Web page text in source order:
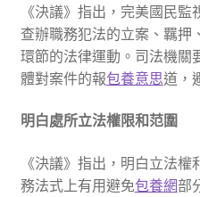
《決議》指出，完美國民
查辦職務犯法的立案、羈押
環節的法律運動。司法機關
體對案件的報包養意思道，
明白處所立法權限和范圍
《決議》指出，明白立法
務法式上有用避免包養網部